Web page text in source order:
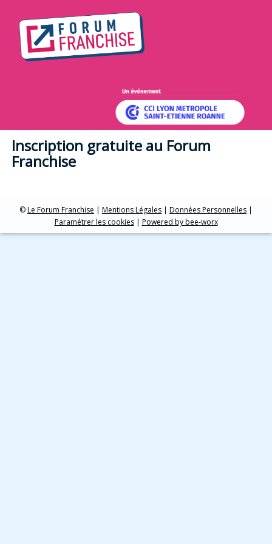
Inscription gratuite au Forum
Franchise
©Le Forum Franchise | Mentions Légales | Données Personnelles |
Paramétrer les cookies| Powered by bee-worx